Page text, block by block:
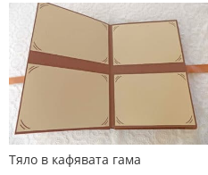
Тяло в кафявата гама